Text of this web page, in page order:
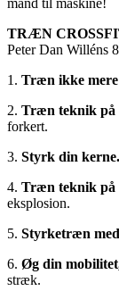
mand til maskine!
TRÆN
Peter Dan Willéns
1. Træn ikke mere
2. Træn teknik på
forkert.
3. Styrk din kerne.
4. Træn teknik på
eksplosion.
5. Styrketræn
6. Øg din
stræk.